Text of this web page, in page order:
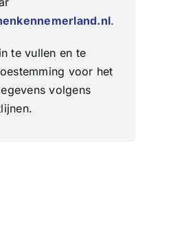
.
te vullen en te
voor het
volgens